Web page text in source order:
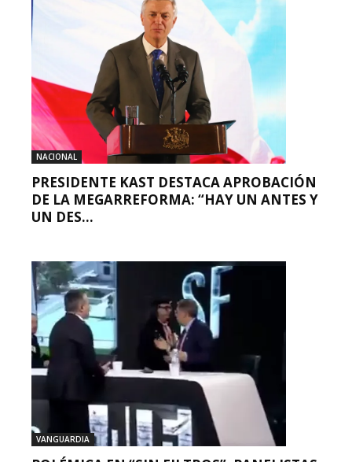
NACIONAL
PRESIDENTE KAST DESTACA APROBACIÓN
DE LA MEGARREFORMA: “HAY UN ANTES Y
UN DES...
VANGUARDIA